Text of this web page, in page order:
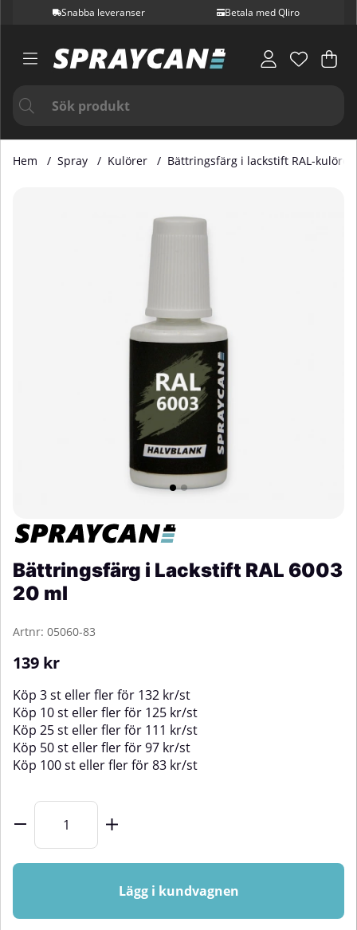
Snabba leveranser Betala med Qliro
.
Hem Spray Kulörer Bättringsfärg i lackstift RAL-kulörer
Bättringsfärg i Lackstift RAL 6003
20 ml
Artnr: 05060-83
139 kr
Köp 3 st eller fler för 132 kr/st
Köp 10 st eller fler för 125 kr/st
Köp 25 st eller fler för 111 kr/st
Köp 50 st eller fler för97 kr/st
Köp 100 st eller fler för83 kr/st
Lägg i kundvagnen